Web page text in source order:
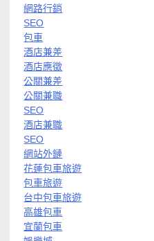
網路行銷
SEO
包車
酒店兼差
酒店應徵
公關兼差
公關兼職
SEO
酒店兼職
SEO
網站外鏈
花蓮包車旅遊
包車旅遊
台中包車旅遊
高雄包車
宜蘭包車